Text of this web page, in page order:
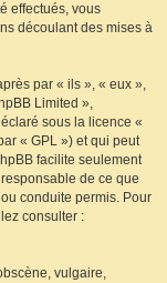
effectués, vous
découlant des mises à
par « ils », « eux »,
Limited »,
sous la licence «
« GPL ») et qui peut
facilite seulement
de ce que
conduite permis. Pour
consulter :
vulgaire,